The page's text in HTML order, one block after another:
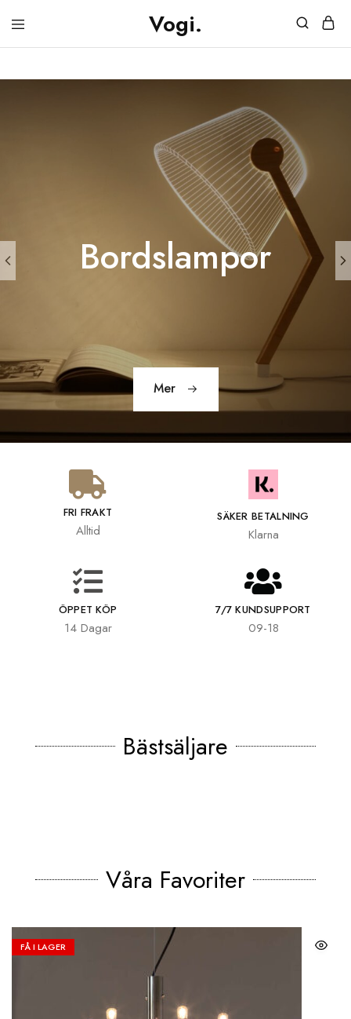
Vogi.
Vogi.se
Möbler
Bordslampor
Mer
FRI FRAKT
Alltid
SÄKER BETALNING
Klarna
ÖPPET KÖP
14 Dagar
7/7 KUNDSUPPORT
09-18
Bästsäljare
Våra Favoriter
FÅ I LAGER